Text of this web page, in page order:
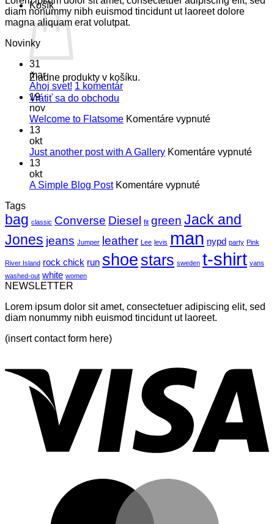
Košík
Žiadne produkty v košíku.
Vrátiť sa do obchodu
diam nonummy nibh euismod tincidunt ut laoreet dolore
magna aliquam erat volutpat.
Novinky
31
mar
Ahoj svet! 1 komentárna
19
nov
Welcome to Flatsome Komentáre vypnuténa
Flatsome
13
okt
Just another post with A Gallery Komentáre vypnuténa
13
okt
A Simple Blog Post Komentáre vypnuténa
Blog
Post
Tags
bag classic Converse Diesel fit green Jack and
Jones jeans Jumper leather Lee levis man nypd party Pink
River Island rock chick run shoe stars sweden t-shirt vans
washed-out white women
NEWSLETTER
Lorem ipsum dolor sit amet, consectetuer adipiscing elit, sed
diam nonummy nibh euismod tincidunt ut laoreet.
(insert contact form here)